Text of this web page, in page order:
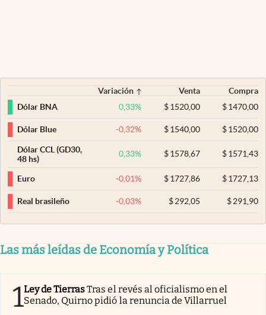
Variación Venta
Compra
Dólar BNA
0,33% $ 1520,00 $1470,00
Dólar Blue -0,32% $ 1540,00 $1520,00
Dólar CCL (GD30,
48 hs)
0,33% $ 1578,67 $1571,43
Euro -0,01% $ 1727,86 $1727,13
Real brasileño -0,03% $ 292,05 $291,90
Las más leídas de Economía y Política
1Ley de TierrasTras el revés al oficialismo en el
Senado, Quirno pidió la renuncia de Villarruel